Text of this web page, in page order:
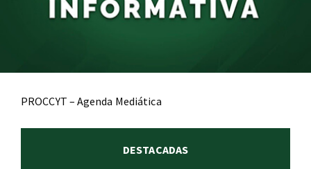
PROCCYT – Agenda Mediática
DESTACADAS